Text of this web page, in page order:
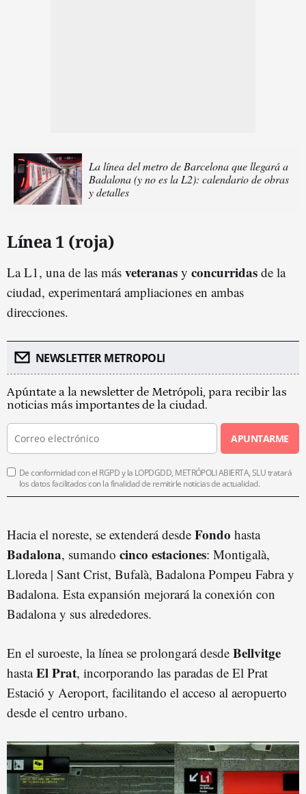
La línea del metro de Barcelona que llegará a
Badalona (y no es la L2): calendario de obras
y detalles
Línea 1 (roja)
La L1, una de las más veteranas y concurridas de la
ciudad, experimentará ampliaciones en ambas
direcciones.
NEWSLETTER METROPOLI
Apúntate a la newsletter de Metrópoli, para recibir las
noticias más importantes de la ciudad.
APUNTARME
De conformidad con el RGPD y la LOPDGDD, METRÓPOLI ABIERTA, SLU tratará
los datos facilitados con la finalidad de remitirle noticias de actualidad.
Hacia el noreste, se extenderá desde Fondo hasta
Badalona, sumando cinco estaciones: Montigalà,
Lloreda | Sant Crist, Bufalà, Badalona Pompeu Fabra y
Badalona. Esta expansión mejorará la conexión con
Badalona y sus alrededores.
En el suroeste, la línea se prolongará desde Bellvitge
hastaEl Prat, incorporando las paradas de El Prat
Estació y Aeroport, facilitando el acceso al aeropuerto
desde el centro urbano.